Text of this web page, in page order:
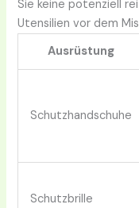
Sie keine potenziell
Utensilien vor dem
Ausrüstung
Schutzhandschuhe
Schutzbrille